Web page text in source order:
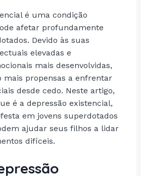
é uma condição
afetar profundamente
Devido às suas
elevadas e
mais desenvolvidas,
mais propensas a enfrentar
desde cedo. Neste artigo,
é a depressão existencial,
em jovens superdotados
ajudar seus filhos a lidar
difíceis.